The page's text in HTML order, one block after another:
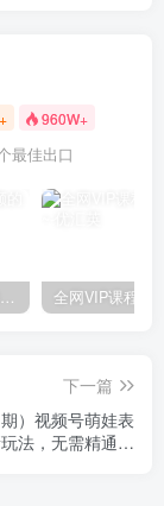
960W+
最佳出口
加入VIP会员,享高额的推广提成
下一篇
期）视频号萌娃表
法，无需精通剪